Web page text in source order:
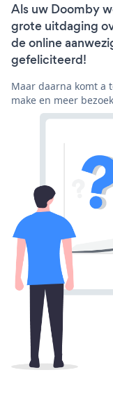
Als uw Doomby
grote uitdaging
de online
gefeliciteerd!
Maar daarna komt a
make en meer